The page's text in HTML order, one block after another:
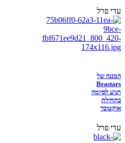
עדי פרל
המנגה של
Beastars
תגיע לסיומה
בתחילת
אוקטובר
עדי פרל